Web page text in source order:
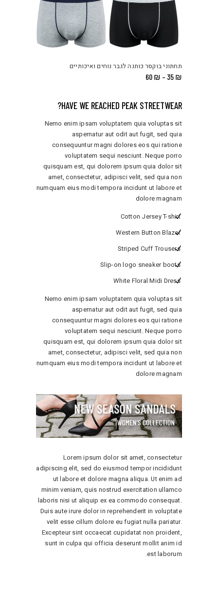
תחתוני בוקסר כותנה לגבר נוחים ואיכותיים
₪
–
₪
HAVE WE REACHED PEAK STREETWEAR?
Nemo enim ipsam voluptatem quia voluptas sit
aspernatur aut odit aut fugit, sed quia
consequuntur magni dolores eos qui ratione
voluptatem sequi nesciunt. Neque porro
quisquam est, qui dolorem ipsum quia dolor sit
amet, consectetur, adipisci velit, sed quia non
numquam eius modi tempora incidunt ut labore et
dolore magnam
Cotton Jersey T-shirt
Western Button Blazer
Striped Cuff Trousers
Slip-on logo sneaker boots
White Floral Midi Dress
Nemo enim ipsam voluptatem quia voluptas sit
aspernatur aut odit aut fugit, sed quia
consequuntur magni dolores eos qui ratione
voluptatem sequi nesciunt. Neque porro
quisquam est, qui dolorem ipsum quia dolor sit
amet, consectetur, adipisci velit, sed quia non
numquam eius modi tempora incidunt ut labore et
dolore magnam
Lorem ipsum dolor sit amet, consectetur
adipiscing elit, sed do eiusmod tempor incididunt
ut labore et dolore magna aliqua. Ut enim ad
minim veniam, quis nostrud exercitation ullamco
laboris nisi ut aliquip ex ea commodo consequat.
Duis aute irure dolor in reprehenderit in voluptate
velit esse cillum dolore eu fugiat nulla pariatur.
Excepteur sint occaecat cupidatat non proident,
sunt in culpa qui officia deserunt mollit anim id
est laborum.